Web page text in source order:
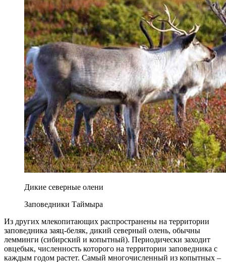
Дикие северные олени
Заповедники Таймыра
Из других млекопитающих распространены на территории
заповедника заяц-беляк, дикий северный олень, обычны
лемминги (сибирский и копытный). Периодически заходит
овцебык, численность которого на территории заповедника с
каждым годом растет. Самый многочисленный из копытных –